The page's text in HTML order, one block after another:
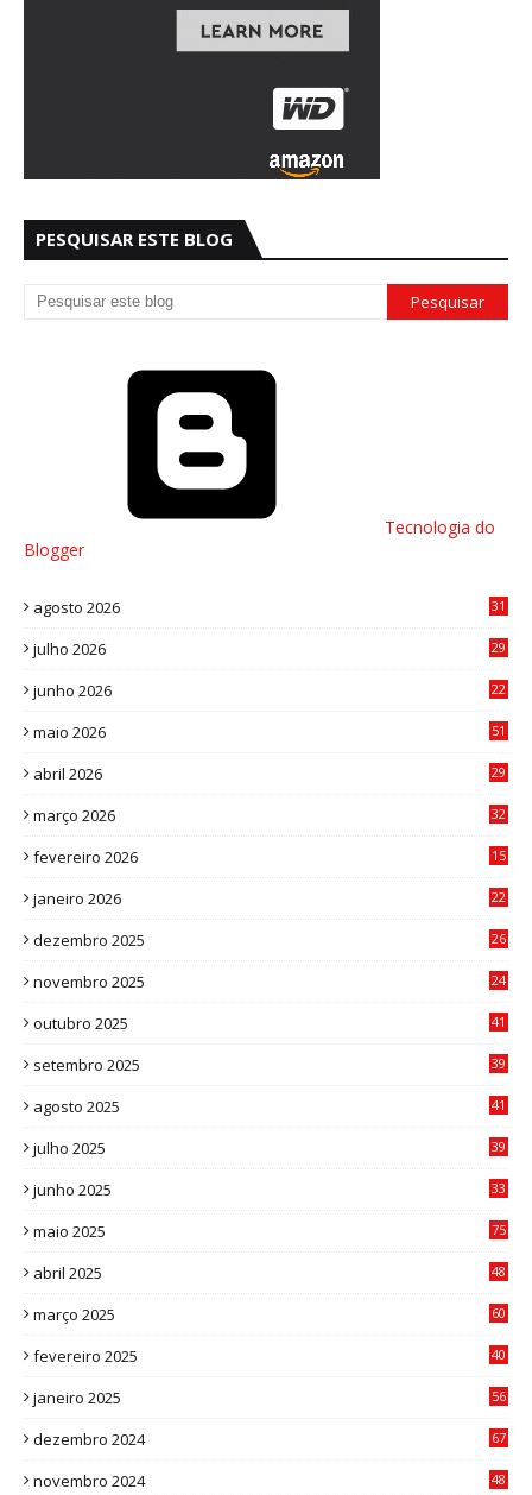
PESQUISAR ESTE BLOG
Tecnologia do
Blogger
agosto 2026 31
julho 2026
29
junho 2026
22
maio 2026
51
abril 2026
29
março 2026
32
fevereiro 2026
15
janeiro 2026
22
dezembro 2025
26
novembro 2025
24
outubro 2025
41
setembro 2025
39
agosto 2025
41
julho 2025
39
junho 2025
33
maio 2025 75
abril 2025
48
março 2025
60
fevereiro 2025
40
janeiro 2025
56
dezembro 2024
67
novembro 2024
48